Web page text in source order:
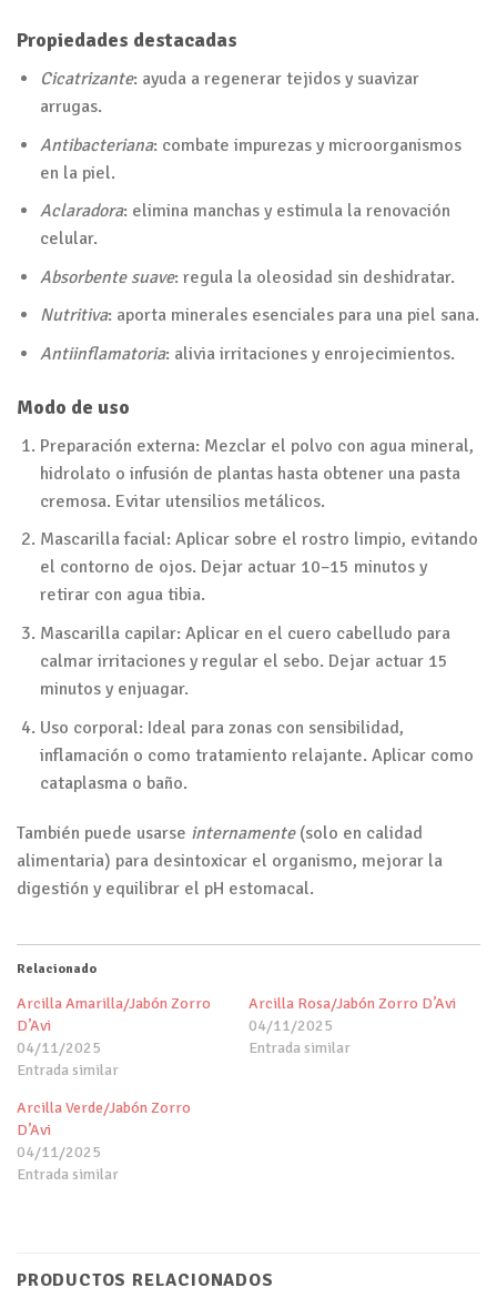
Propiedades destacadas
Cicatrizante: ayuda a regenerar tejidos y suavizar
arrugas.
Antibacteriana: combate impurezas y microorganismos
en la piel.
Aclaradora: elimina manchas y estimula la renovación
celular.
Absorbente suave: regula la oleosidad sin deshidratar.
Nutritiva: aporta minerales esenciales para una piel sana.
Antiinflamatoria: alivia irritaciones y enrojecimientos.
Modo de uso
Preparación externa: Mezclar el polvo con agua mineral,
hidrolato o infusión de plantas hasta obtener una pasta
cremosa. Evitar utensilios metálicos.
Mascarilla facial: Aplicar sobre el rostro limpio, evitando
el contorno de ojos. Dejar actuar 10–15 minutos y
retirar con agua tibia.
Mascarilla capilar: Aplicar en el cuero cabelludo para
calmar irritaciones y regular el sebo. Dejar actuar 15
minutos y enjuagar.
Uso corporal: Ideal para zonas con sensibilidad,
inflamación o como tratamiento relajante. Aplicar como
cataplasma o baño.
También puede usarse internamente(solo en calidad
alimentaria) para desintoxicar el organismo, mejorar la
digestión y equilibrar el pH estomacal.
Relacionado
Arcilla Amarilla/Jabón Zorro
D’Avi
04/11/2025
Entrada similar
Arcilla Rosa/Jabón Zorro D’Avi
04/11/2025
Entrada similar
Arcilla Verde/Jabón Zorro
D’Avi
04/11/2025
Entrada similar
PRODUCTOS RELACIONADOS